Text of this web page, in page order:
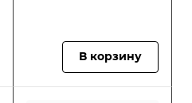
В корзину